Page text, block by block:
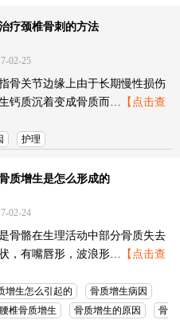
疗颈椎骨刺的方法
02-25
骨关节边缘上由于长期慢性损伤
钙质沉着变成骨质而… 【点击查
护理
质增生是怎么形成的
02-24
骨骼在生理活动中部分骨质失去
，有嘴唇形，波浪形… 【点击查
增生怎么引起的
骨质增生病因
腰椎骨质增生 骨质增生的原因
骨